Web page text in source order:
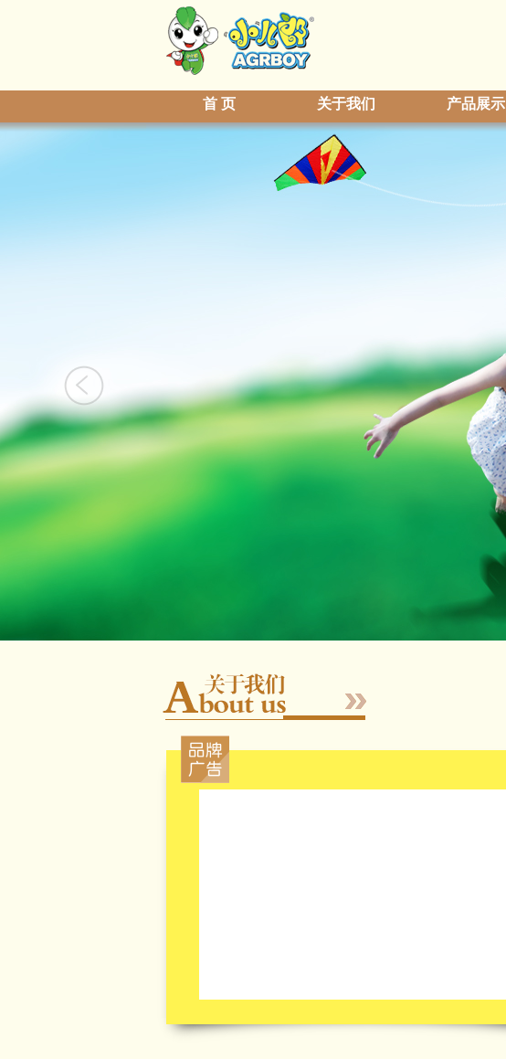
首 页 关于我们 产品展示